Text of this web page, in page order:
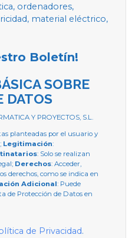
ordenadores,
material eléctrico,
Boletín!
SOBRE
DATOS
Y PROYECTOS, S.L.
planteadas por el usuario y
Legitimación:
: Solo se realizan
Derechos: Acceder,
derechos, como se indica en
Adicional: Puede
de Protección de Datos en
de Privacidad.